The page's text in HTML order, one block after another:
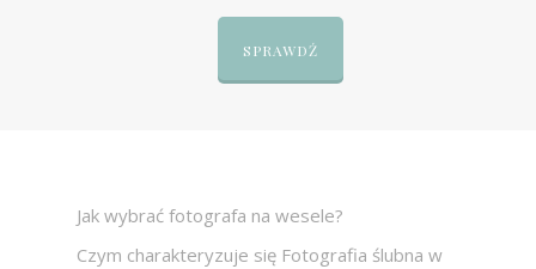
SPRAWDŹ
Jak wybrać fotografa na wesele?
Czym charakteryzuje się Fotografia ślubna w